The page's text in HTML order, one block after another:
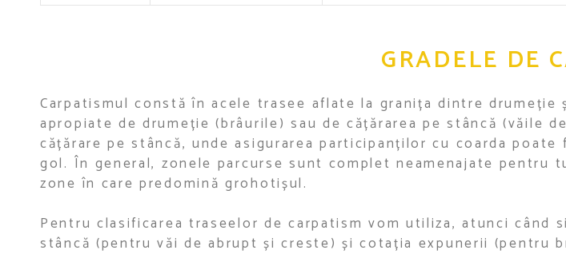
GRADELE DE
Carpatismul constă în acele trasee aflate la granița dintre drumeție
apropiate de drumeție (brâurile) sau de cățărarea pe stâncă (văile
cățărare pe stâncă, unde asigurarea participanților cu coarda
gol. În general, zonele parcurse sunt complet neamenajate pentru
zone în care predomină grohotișul.
Pentru clasificarea traseelor de carpatism vom utiliza, atunci
stâncă (pentru văi de abrupt și creste) și cotația expunerii (pentru